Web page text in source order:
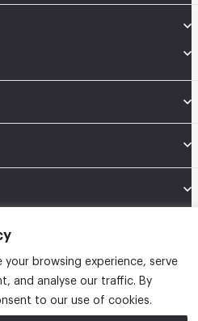
your browsing experience, serve
and analyse our traffic. By
to our use of cookies.
น 12 เลขที่ 148 ถนนเสรีไทย แขวงคลองจั่น